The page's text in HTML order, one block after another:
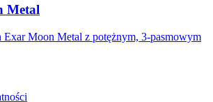
Metal
Moon Metal z potężnym, 3-pasmowym